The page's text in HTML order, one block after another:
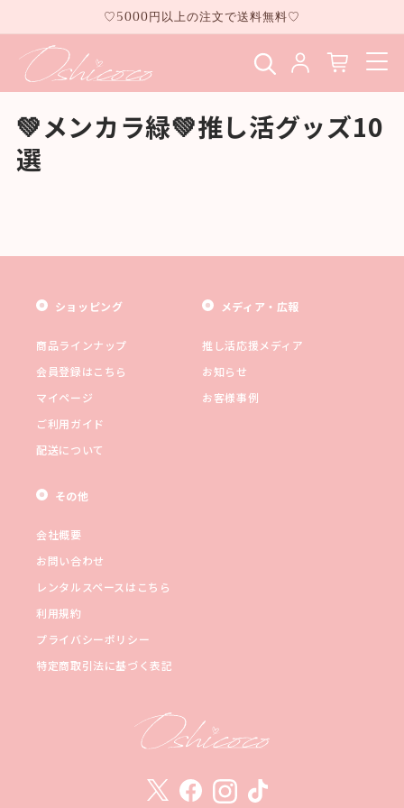
進む
♡5000円以上の注文で送料無料♡
💚メンカラ緑💚推し活グッズ10
選
ショッピング
商品ラインナップ
会員登録はこちら
マイページ
ご利用ガイド
配送について
メディア・広報
推し活応援メディア
お知らせ
お客様事例
その他
会社概要
お問い合わせ
レンタルスペースはこちら
利用規約
プライバシーポリシー
特定商取引法に基づく表記